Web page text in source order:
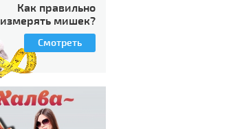
Как правильно
измерять мишек?
Смотреть